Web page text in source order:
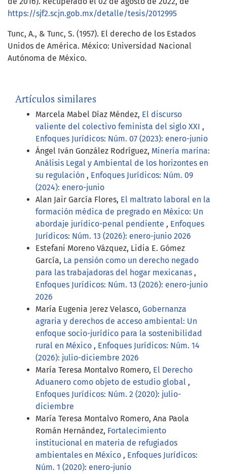
https://sjf2.scjn.gob.mx/detalle/tesis/2012995
Tunc, A., & Tunc, S. (1957). El derecho de los Estados
Unidos de América. México: Universidad Nacional
Autónoma de México.
Artículos similares
Marcela Mabel Díaz Méndez, El discurso
valiente del colectivo feminista del siglo XXI ,
Enfoques Jurídicos: Núm. 07 (2023): enero-junio
Ángel Iván González Rodríguez, Minería marina:
Análisis Legal y Ambiental de los horizontes en
su regulación , Enfoques Jurídicos: Núm. 09
(2024): enero-junio
Alan Jair García Flores, El maltrato laboral en la
formación médica de pregrado en México: Un
abordaje jurídico-penal pendiente , Enfoques
Jurídicos: Núm. 13 (2026): enero-junio 2026
Estefani Moreno Vázquez, Lidia E. Gómez
García, La pensión como un derecho negado
para las trabajadoras del hogar mexicanas ,
Enfoques Jurídicos: Núm. 13 (2026): enero-junio
2026
María Eugenia Jerez Velasco, Gobernanza
agraria y derechos de acceso ambiental: Un
enfoque socio-jurídico para la sostenibilidad
rural en México , Enfoques Jurídicos: Núm. 14
(2026): julio-diciembre 2026
María Teresa Montalvo Romero, El Derecho
Aduanero como objeto de estudio global ,
Enfoques Jurídicos: Núm. 2 (2020): julio-
diciembre
María Teresa Montalvo Romero, Ana Paola
Román Hernández, Fortalecimiento
institucional en materia de refugiados
ambientales en México , Enfoques Jurídicos:
Núm. 1 (2020): enero-junio